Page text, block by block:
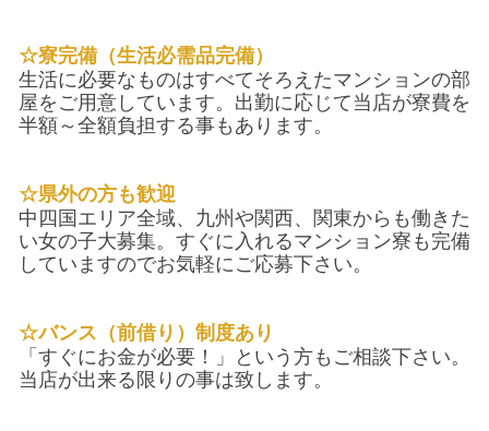
☆寮完備（生活必需品完備）
生活に必要なものはすべてそろえたマンションの部
屋をご用意しています。出勤に応じて当店が寮費を
半額～全額負担する事もあります。
☆県外の方も歓迎
中四国エリア全域、九州や関西、関東からも働きた
い女の子大募集。すぐに入れるマンション寮も完備
していますのでお気軽にご応募下さい。
☆バンス（前借り）制度あり
「すぐにお金が必要！」という方もご相談下さい。
当店が出来る限りの事は致します。